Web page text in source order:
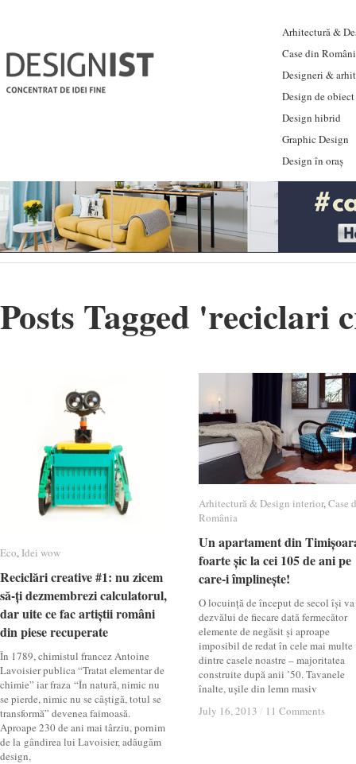
Arhitectură &
Case din
Designeri &
Design de obiect
Design hibrid
Graphic Design
Design în oraș
Posts Tagged 'reciclari
Eco, Idei wow
Reciclări creative #1: nu zicem
să-ți dezmembrezi calculatorul,
dar uite ce fac artiștii români
din piese recuperate
În 1789, chimistul francez Antoine
Lavoisier publica “Tratat elementar de
chimie” iar fraza “În natură, nimic nu
se pierde, nimic nu se câștigă, totul se
transformă” devenea faimoasă.
Aproape 230 de ani mai târziu, pornim
de la gândirea lui Lavoisier, adăugăm
design,
Eco Idei wow
Reciclări creative #1: nu zicem
să-ți dezmembrezi calculatorul,
dar uite ce fac artiștii români
din piese recuperate
Arhitectură & Design interior,Case
România
Un apartament din
foarte șic la cei 105 de ani pe
care-i împlinește!
O locuință de început de secol își va
dezvălui de fiecare dată fermecător
elemente de negăsit și aproape
imposibil de redat în cele mai multe
dintre casele noastre – majoritatea
construite după anii ’50. Tavanele
înalte, ușile din lemn masiv
July 16, 2013 / 11 Comments
Arhitectură & Design interior Case
România
Un apartament din
foarte șic la cei 105 de ani pe
care-i împlinește!
July 16, 2013 / 11 Comments